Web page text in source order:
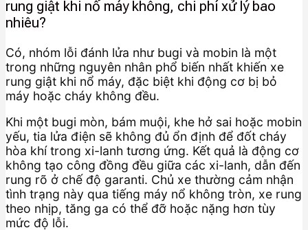
rung giật khi nổ máy không, chi phí xử lý bao
nhiêu?
Có, nhóm lỗi đánh lửa như bugi và mobin là một
trong những nguyên nhân phổ biến nhất khiến xe
rung giật khi nổ máy, đặc biệt khi động cơ bị bỏ
máy hoặc cháy không đều.
Khi một bugi mòn, bám muội, khe hở sai hoặc mobin
yếu, tia lửa điện sẽ không đủ ổn định để đốt cháy
hòa khí trong xi-lanh tương ứng. Kết quả là động cơ
không tạo công đồng đều giữa các xi-lanh, dẫn đến
rung rõ ở chế độ garanti. Chủ xe thường cảm nhận
tình trạng này qua tiếng máy nổ không tròn, xe rung
theo nhịp, tăng ga có thể đỡ hoặc nặng hơn tùy
mức độ lỗi.